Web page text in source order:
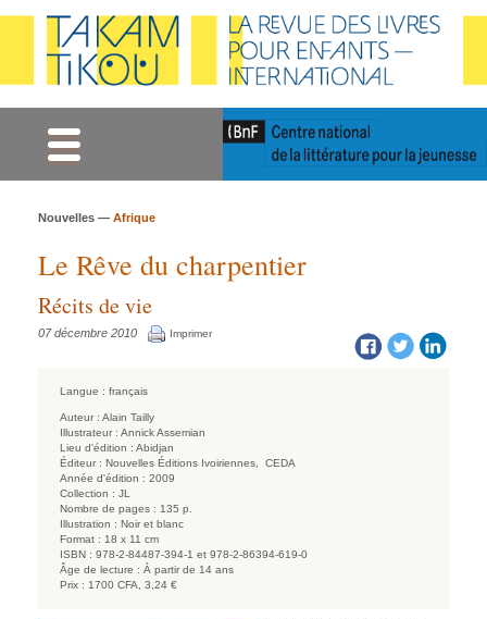
Nouvelles — Afrique
Le Rêve du charpentier
Récits de vie
07 décembre 2010 Imprimer
Langue : français
Auteur : Alain Tailly
Illustrateur : Annick Assemian
Lieu d'édition : Abidjan
Éditeur : Nouvelles Éditions Ivoiriennes,
CEDA
Année d'édition : 2009
Collection : JL
Nombre de pages : 135 p.
Illustration : Noir et blanc
Format : 18 x 11 cm
ISBN : 978-2-84487-394-1 et 978-2-86394-619-0
Âge de lecture : À partir de 14 ans
Prix : 1700 CFA, 3,24 €